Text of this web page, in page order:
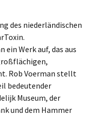
des niederländischen
Werk auf, das aus
Rob Voerman stellt
bedeutender
Museum, der
und dem Hammer